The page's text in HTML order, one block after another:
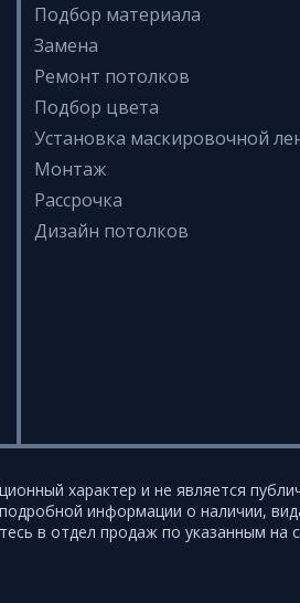
Подбор материала
Замена
Ремонт потолков
Подбор цвета
Установка маскировочной
Монтаж
Рассрочка
Дизайн потолков
характер и не является
информации о наличии,
в отдел продаж по указанным на